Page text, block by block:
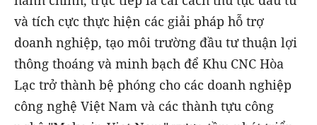
và tích cực thực hiện các giải pháp hỗ trợ
doanh nghiệp, tạo môi trường đầu tư thuận lợi
thông thoáng và minh bạch để Khu CNC Hòa
Lạc trở thành bệ phóng cho các doanh nghiệp
công nghệ Việt Nam và các thành tựu công